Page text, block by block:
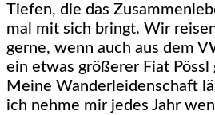
Tiefen, die das
mal mit sich bringt. Wir
gerne, wenn auch aus dem
ein etwas größerer Fiat Pössl
Meine Wanderleidenschaft
ich nehme mir jedes Jahr